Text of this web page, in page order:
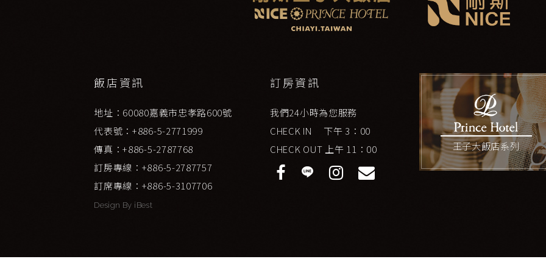
飯店資訊
地址：60080嘉義市忠孝路600號
代表號：+886-5-2771999
傳真：+886-5-2787768
訂房專線：+886-5-2787757
訂席專線：+886-5-3107706
Design By iBest
訂房資訊
我們24小時為您服務
CHECK IN 下午 3：00
CHECK OUT 上午 11：00